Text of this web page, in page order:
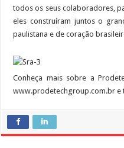
todos os seus colaboradores,
eles construíram juntos o
paulistana e de coração
Conheça mais sobre a
www.prodetechgroup.com.br e